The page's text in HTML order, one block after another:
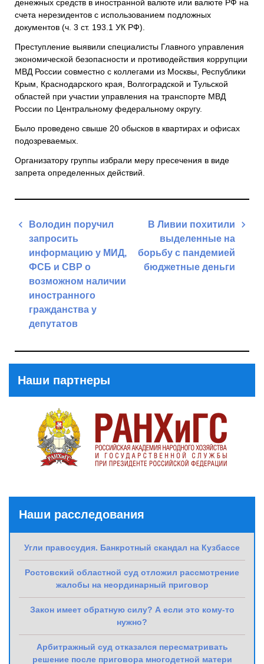
денежных средств в иностранной валюте или валюте РФ на
счета нерезидентов с использованием подложных
документов (ч. 3 ст. 193.1 УК РФ).
Преступление выявили специалисты Главного управления
экономической безопасности и противодействия коррупции
МВД России совместно с коллегами из Москвы, Республики
Крым, Краснодарского края, Волгоградской и Тульской
областей при участии управления на транспорте МВД
России по Центральному федеральному округу.
Было проведено свыше 20 обысков в квартирах и офисах
подозреваемых.
Организатору группы избрали меру пресечения в виде
запрета определенных действий.
Навигация
записям
Володин поручил
запросить
информацию у МИД,
ФСБ и СВР о
возможном наличии
иностранного
гражданства у
депутатов
В Ливии похитили
выделенные на
борьбу с пандемией
бюджетные деньги
Наши партнеры
Наши расследования
Угли правосудия. Банкротный скандал на Кузбассе
Ростовский областной суд отложил рассмотрение
жалобы на неординарный приговор
Закон имеет обратную силу? А если это кому-то
нужно?
Арбитражный суд отказался пересматривать
решение после приговора многодетной матери